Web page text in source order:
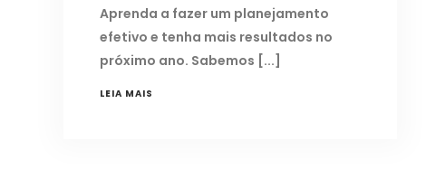
Aprenda a fazer um planejamento
efetivo e tenha mais resultados no
próximo ano. Sabemos
LEIA MAIS